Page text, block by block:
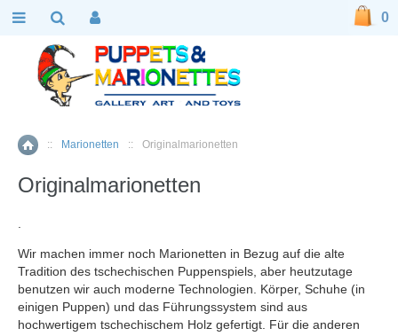
Home
:: Marionetten :: Originalmarionetten
Originalmarionetten
Wir machen immer noch Marionetten in Bezug auf die alte
Tradition des tschechischen Puppenspiels, aber heutzutage
benutzen wir auch moderne Technologien. Körper, Schuhe (in
einigen Puppen) und das Führungssystem sind aus
hochwertigem tschechischem Holz gefertigt. Für die anderen
0